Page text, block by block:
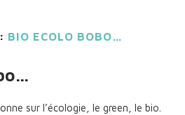
BIO ECOLO BOBO…
sur l’écologie, le green, le bio.